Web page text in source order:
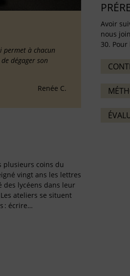
permet à chacun
dégager son
Renée C.
plusieurs coins du
vingt ans les lettres
des lycéens dans leur
ateliers se situent
: écrire…
Avoir
nous
30.